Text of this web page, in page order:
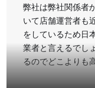
弊社は弊社関係者
いて店舗運営者も
をしているため日
業者と言えるでし
るのでどこよりも